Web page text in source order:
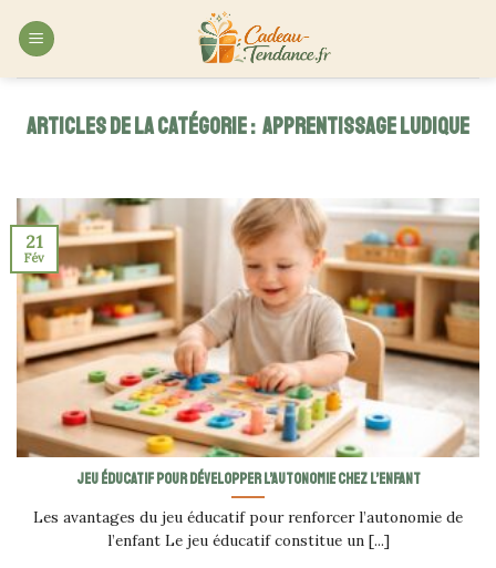
APPRENTISSAGE LUDIQUE
Jeu éducatif pour développer l’autonomie chez l’enfant
Les avantages du jeu éducatif pour renforcer l’autonomie de
l’enfant Le jeu éducatif constitue un [...]
21
Fév